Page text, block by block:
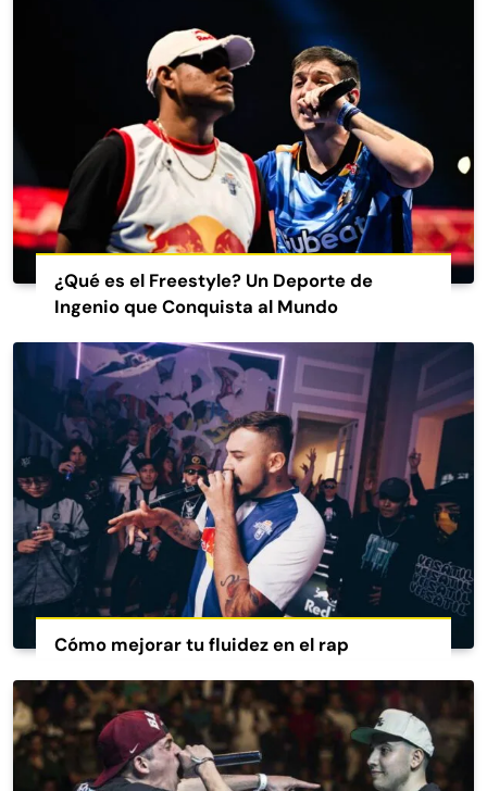
¿Qué es el Freestyle? Un Deporte de
Ingenio que Conquista al Mundo
Cómo mejorar tu fluidez en el rap